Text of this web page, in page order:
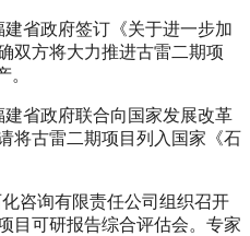
建省政府签订《关于进一步加
双方将大力推进古雷二期项
。
建省政府联合向国家发展改革
将古雷二期项目列入国家《石
咨询有限责任公司组织召开
目可研报告综合评估会。专家